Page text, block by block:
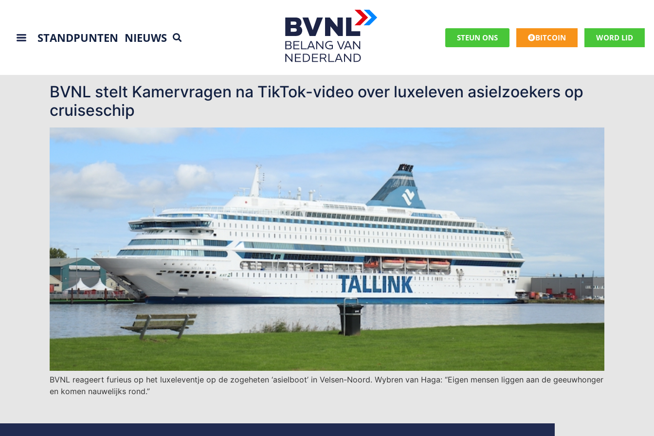
STANDPUNTEN NIEUWS STEUN ONS BITCOIN WORD LID
BVNL stelt Kamervragen na TikTok-video over luxeleven asielzoekers op
cruiseschip
BVNL reageert furieus op het luxeleventje op de zogeheten ‘asielboot’ in Velsen-Noord. Wybren van Haga: “Eigen mensen liggen aan de geeuwhonger
en komen nauwelijks rond.”